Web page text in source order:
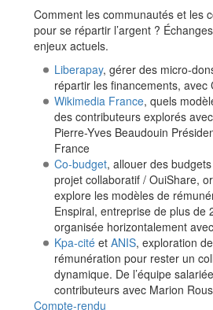
Comment les communautés et les
pour se répartir l’argent ?
enjeux actuels.
Liberapay, gérer des micro-
répartir les financements, avec
Wikimedia France, quels
des contributeurs explorés
Pierre-Yves Beaudouin
France
Co-budget, allouer des
projet collaboratif / OuiShare,
explore les modèles de
Enspiral, entreprise de plus de
organisée horizontalement
Kpa-citéet ANIS, exploration
rémunération pour rester un
dynamique. De l’équipe
contributeurs avec Marion
Compte-rendu